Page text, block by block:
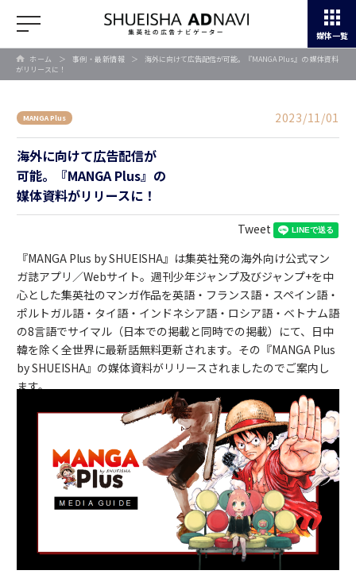
媒体一覧
ホーム ＞ 事例・最新情報 ＞
海外に向けて広告配信が可能。『MANGA Plus』の 媒体資料
がリリースに！
MANGA Plus 2023/11/01
海外に向けて広告配信が
可能。『MANGA Plus』の
媒体資料がリリースに！
Tweet
『MANGA Plus by SHUEISHA』は集英社発の海外向け公式マン
ガ誌アプリ／Webサイト。週刊少年ジャンプ及びジャンプ+を中
心とした集英社のマンガ作品を英語・フランス語・スペイン語・
ポルトガル語・タイ語・インドネシア語・ロシア語・ベトナム語
の8言語でサイマル（日本での掲載と同時での掲載）にて、日中
韓を除く全世界に最新話無料更新されます。その『MANGA Plus
by SHUEISHA』の媒体資料がリリースされましたのでご案内し
ます。